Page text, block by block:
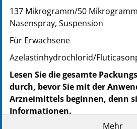
137 Mikrogramm/50
Nasenspray, Suspension
Für Erwachsene
Azelastinhydrochlorid/
Lesen Sie die gesamte
durch, bevor Sie mit der
Arzneimittels beginnen, denn
Informationen.
Wenden Sie dieses Arzneimittel
Mehr